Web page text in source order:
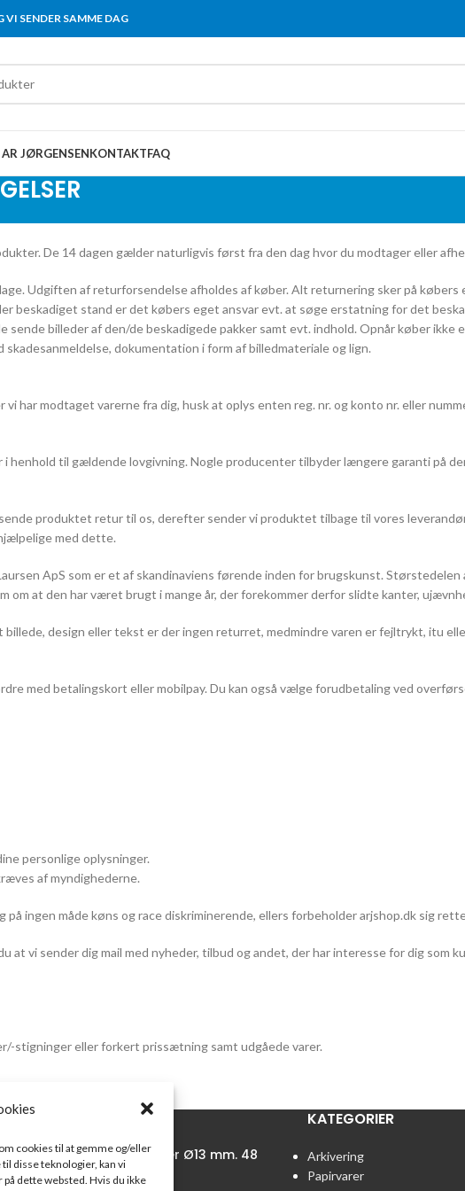
cookies til at gemme og/eller
disse teknologier, kan vi
dette websted. Hvis du ikke
VI SENDER SAMME DAG
JØRGENSENKONTAKTFAQ
De 14 dagen gælder naturligvis først fra den dag hvor du modtager eller
Udgiften af returforsendelse afholdes af køber. Alt returnering sker på
beskadiget stand er det købers eget ansvar evt. at søge erstatning for det
billeder af den/de beskadigede pakker samt evt. indhold. Opnår køber
dokumentation i form af billedmateriale og lign.
modtaget varerne fra dig, husk at oplys enten reg. nr. og konto nr. eller
henhold til gældende lovgivning. Nogle producenter tilbyder længere garanti på
produktet retur til os, derefter sender vi produktet tilbage til vores
med dette.
ApS som er et af skandinaviens førende inden for brugskunst.
om at den har været brugt i mange år, der forekommer derfor slidte kanter,
billede, design eller tekst er der ingen returret, medmindre varen er fejltrykt, itu
med betalingskort eller mobilpay. Du kan også vælge forudbetaling ved
personlige oplysninger.
af myndighederne.
på ingen måde køns og race diskriminerende, ellers forbeholder arjshop.dk sig
at vi sender dig mail med nyheder, tilbud og andet, der har interesse for dig som
stigninger eller forkert prissætning samt udgåede varer.
NYESTE VARER
Magnet mærker Ø13 mm. 48
stk.
KATEGORIER
Arkivering
Papirvarer